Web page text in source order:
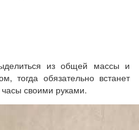
из общей массы и
тогда обязательно встанет
часы своими руками.